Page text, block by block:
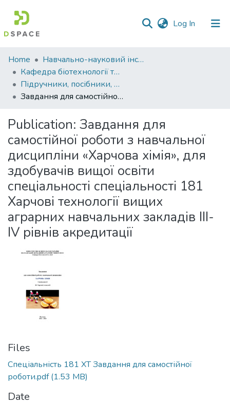
Log In (current)
Communities
&
Collections
All of DSpace
Statistics
Home
Навчально-науковий інститут агротехнологій, селекції та екології
Кафедра біотехнології та хімії
Підручники, посібники, методичні рекомендації. Кафедра біотехнології та хімії
Завдання для самостійної роботи з навчальної дисципліни «Харчова хімія», для здобувачів вищої освіти спеціальності спеціальності 181 Харчові технології вищих аграрних навчальних закладів ІІІ-ІV рівнів акредитації
Publication: Завдання для
самостійної роботи з навчальної
дисципліни «Харчова хімія», для
здобувачів вищої освіти
спеціальності спеціальності 181
Харчові технології вищих
аграрних навчальних закладів ІІІ-
ІV рівнів акредитації
Files
Спеціальність 181 ХТ Завдання для самостійної
роботи.pdf(1.53 MB)
Date